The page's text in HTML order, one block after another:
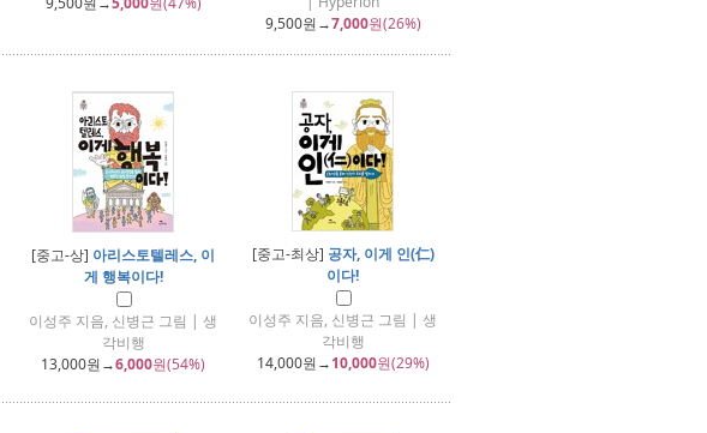
9,500원→7,000원(26%)
[중고-상] 아리스토텔레스, 이
게 행복이다!
이성주 지음, 신병근 그림 | 생
각비행
13,000원→6,000원(54%)
[중고-최상] 공자, 이게 인(仁)
이다!
이성주 지음, 신병근 그림 | 생
각비행
14,000원→10,000원(29%)